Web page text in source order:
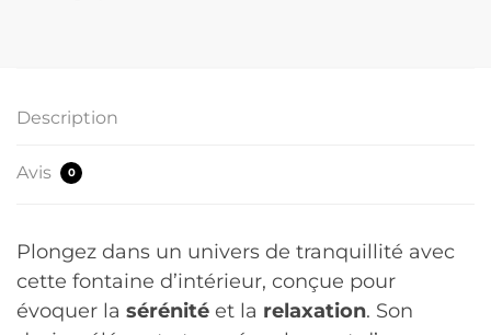
Description
Avis 0
Plongez dans un univers de tranquillité avec
cette fontaine d’intérieur, conçue pour
évoquer la sérénité et la relaxation. Son